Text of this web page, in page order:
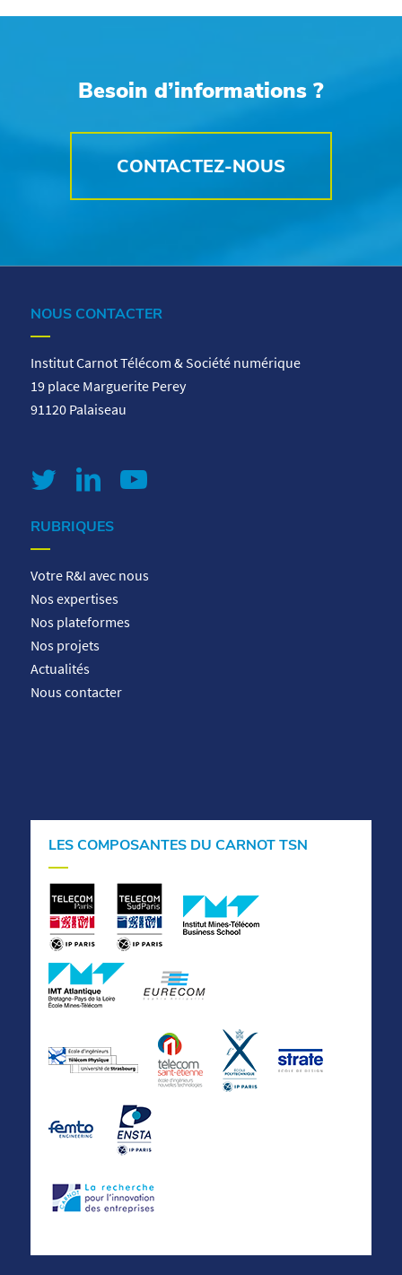
Besoin d’informations ?
CONTACTEZ-NOUS
NOUS CONTACTER
Institut Carnot Télécom & Société numérique
19 place Marguerite Perey
91120 Palaiseau
RUBRIQUES
Votre R&I avec nous
Nos expertises
Nos plateformes
Nos projets
Actualités
Nous contacter
LES COMPOSANTES DU CARNOT TSN